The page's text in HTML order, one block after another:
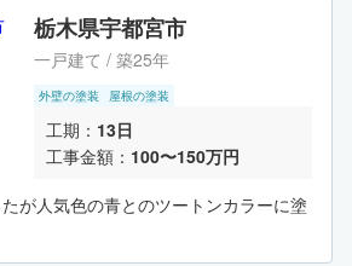
栃木県宇都宮市
一戸建て / 築25年
外壁の塗装 屋根の塗装
工期： 13日
工事金額： 100〜150万円
が人気色の青とのツートンカラーに塗